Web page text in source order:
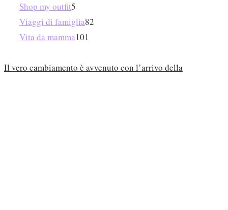
Shop my outfit5
Viaggi di famiglia82
Vita da mamma101
Il vero cambiamento è avvenuto con l’arrivo della